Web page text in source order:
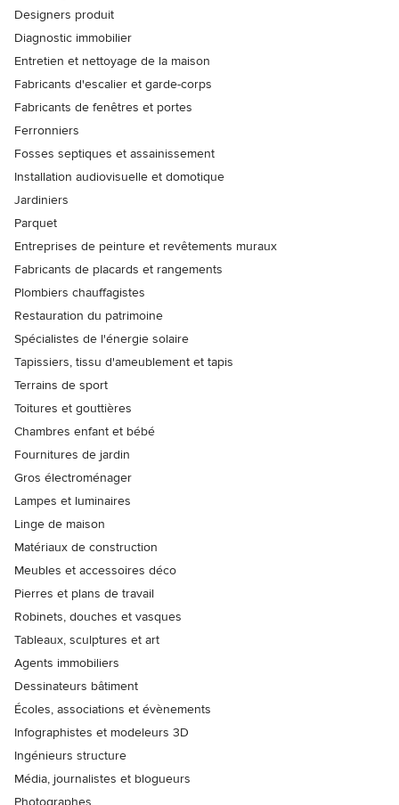
Designers produit
Diagnostic immobilier
Entretien et nettoyage de la maison
Fabricants d'escalier et garde-corps
Fabricants de fenêtres et portes
Ferronniers
Fosses septiques et assainissement
Installation audiovisuelle et domotique
Jardiniers
Parquet
Entreprises de peinture et revêtements muraux
Fabricants de placards et rangements
Plombiers chauffagistes
Restauration du patrimoine
Spécialistes de l'énergie solaire
Tapissiers, tissu d'ameublement et tapis
Terrains de sport
Toitures et gouttières
Chambres enfant et bébé
Fournitures de jardin
Gros électroménager
Lampes et luminaires
Linge de maison
Matériaux de construction
Meubles et accessoires déco
Pierres et plans de travail
Robinets, douches et vasques
Tableaux, sculptures et art
Agents immobiliers
Dessinateurs bâtiment
Écoles, associations et évènements
Infographistes et modeleurs 3D
Ingénieurs structure
Média, journalistes et blogueurs
Photographes